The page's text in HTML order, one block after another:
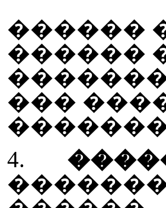
������
������
���
4.